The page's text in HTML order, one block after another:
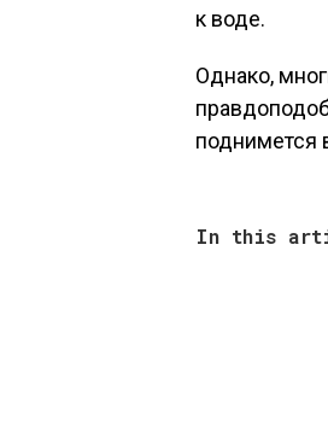
к воде.
Однако,
поднимется
In this